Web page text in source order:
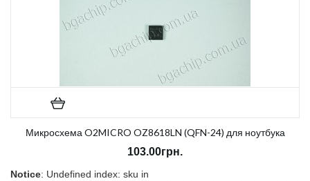
Микросхема O2MICRO OZ8618LN (QFN-24) для ноутбука
103.00грн.
Notice: Undefined index: sku in